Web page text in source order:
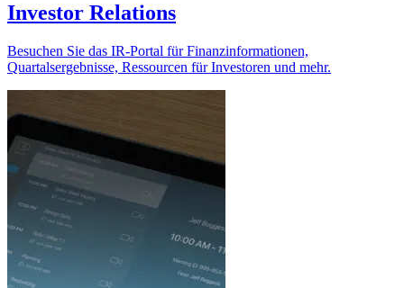
Investor Relations
Besuchen Sie das IR-Portal für Finanzinformationen,
Quartalsergebnisse, Ressourcen für Investoren und mehr.